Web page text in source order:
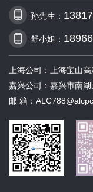
孙先生：
舒小姐：
上海公司：上海宝山
嘉兴公司：嘉兴市南
邮 箱：